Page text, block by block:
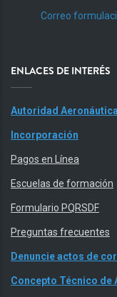
Correo
ENLACES DE INTERÉS
Autoridad
Incorporación
Pagos en Línea
Escuelas de formación
Formulario PQRSDF
Preguntas frecuentes
Denuncie actos de
Concepto Técnico de